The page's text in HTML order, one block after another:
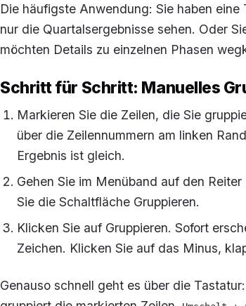
Die häufigste Anwendung: Sie haben
nur die Quartalsergebnisse sehen. Oder
möchten Details zu einzelnen Phasen
Schritt für Schritt: Manuelles
Markieren Sie die Zeilen, die Sie
über die Zeilennummern am linken
Ergebnis ist gleich.
Gehen Sie im Menüband auf den Reiter
Sie die Schaltfläche Gruppieren.
Klicken Sie auf Gruppieren. Sofort
Zeichen. Klicken Sie auf das Minus,
Genauso schnell geht es über die Tastatur: